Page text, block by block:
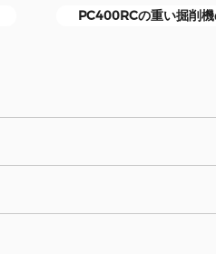
PC400RCの重い掘削